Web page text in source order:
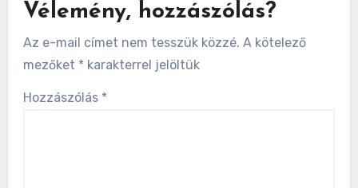
Vélemény, hozzászólás?
Az e-mail címet nem tesszük közzé. A kötelező
mezőket * karakterrel jelöltük
Hozzászólás *